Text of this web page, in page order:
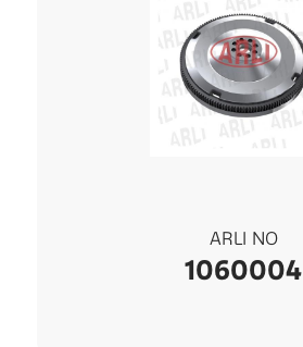
ARLI NO
1060004